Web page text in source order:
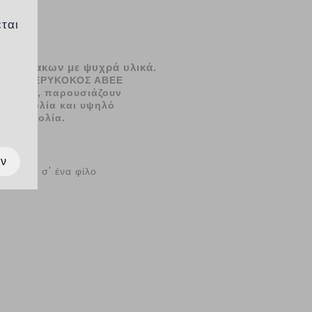
με ψυχρά υλικά.
της ΒΕΡΥΚΟΚΟΣ ΑΒΕΕ
παρουσιάζουν
και υψηλό
Στείλ το σ' ένα φίλο